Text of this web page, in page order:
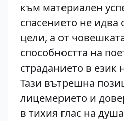
към материален
спасението не
цели, а от
способността на
страданието в език
Тази вътрешна
лицемерието и
в тихия глас на